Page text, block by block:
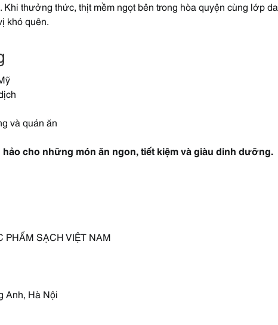
thưởng thức, thịt mềm ngọt bên trong hòa quyện cùng lớp da
khó quên.
và quán ăn
cho những món ăn ngon, tiết kiệm và giàu dinh dưỡng.
PHẨM SẠCH VIỆT NAM
Anh, Hà Nội